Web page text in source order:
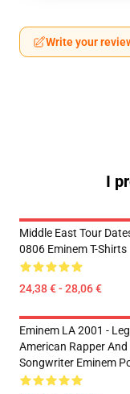
Write your
I
Middle East Tour
0806 Eminem T-Shirts
24,38 € - 28,06 €
Eminem LA 2001 -
American Rapper And
Songwriter Eminem